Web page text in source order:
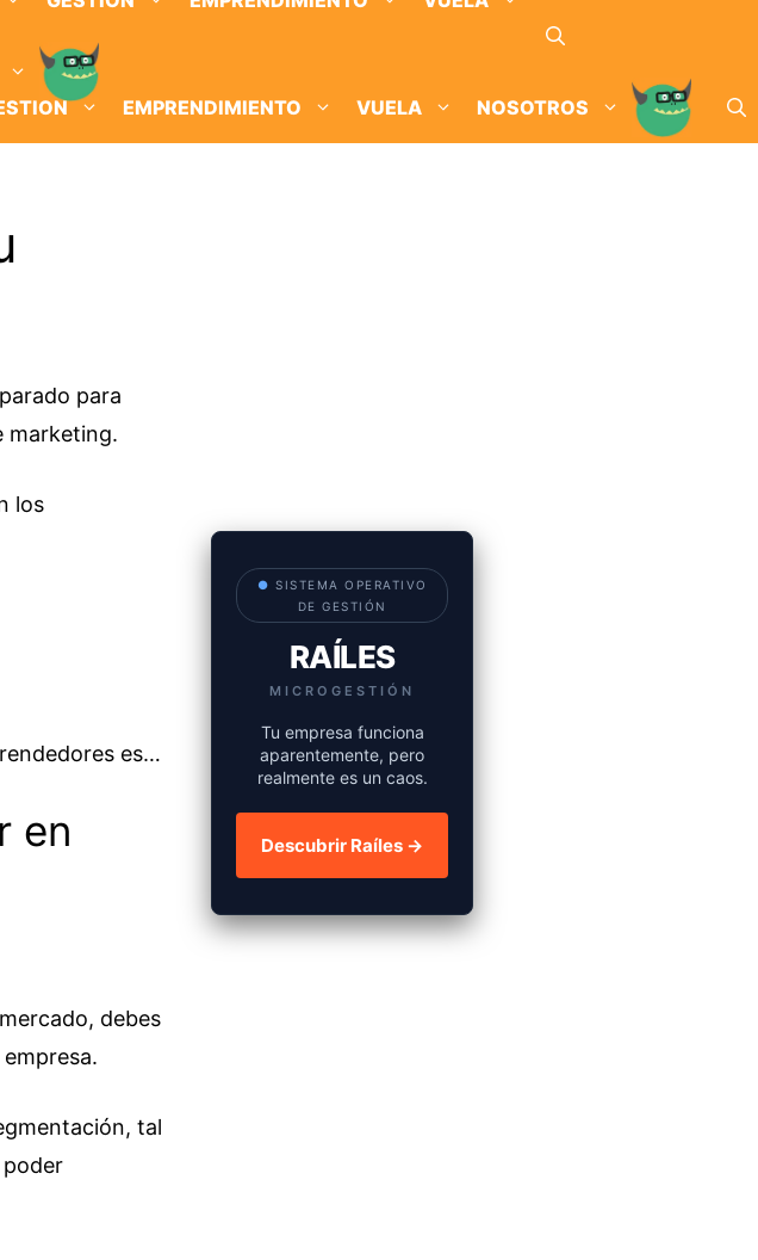
EMPRENDIMIENTO VUELA NOSOTROS
para
marketing.
los
es…
en
debes
tal
● SISTEMA OPERATIVO
DE GESTIÓN
RAÍLES
MICROGESTIÓN
Tu empresa funciona
aparentemente, pero
realmente es un caos.
Descubrir Raíles →